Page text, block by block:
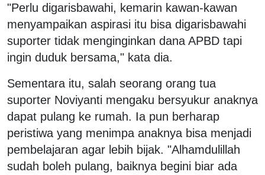
"Perlu digarisbawahi, kemarin kawan-kawan
menyampaikan aspirasi itu bisa digarisbawahi
suporter tidak menginginkan dana APBD tapi
ingin duduk bersama," kata dia.
Sementara itu, salah seorang orang tua
suporter Noviyanti mengaku bersyukur anaknya
dapat pulang ke rumah. Ia pun berharap
peristiwa yang menimpa anaknya bisa menjadi
pembelajaran agar lebih bijak. "Alhamdulillah
sudah boleh pulang, baiknya begini biar ada